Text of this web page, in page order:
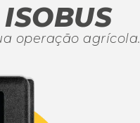
ISOBUS
operação agrícola.